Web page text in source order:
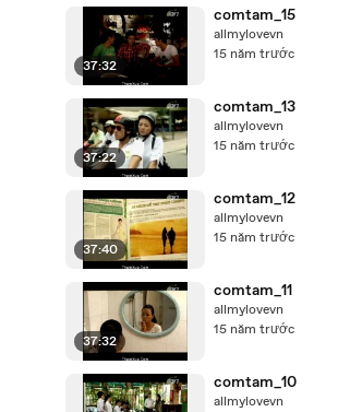
37:32
comtam_15
allmylovevn
15 năm trước
37:22
comtam_13
allmylovevn
15 năm trước
37:40
comtam_12
allmylovevn
15 năm trước
37:32
comtam_11
allmylovevn
15 năm trước
comtam_10
allmylovevn